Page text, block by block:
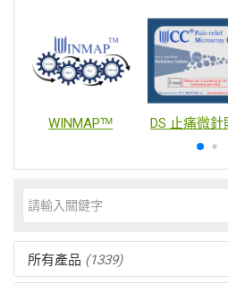
WINMAPᵀᴹ DS 止痛微針
所有產品 (1339)